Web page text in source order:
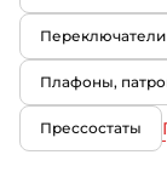
Переключатели
Плафоны,
Прессостаты